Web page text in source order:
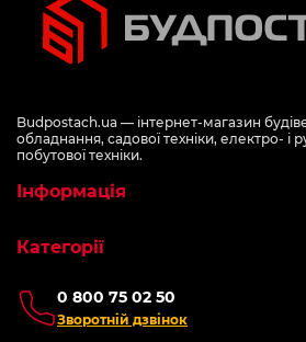
Budpostach.ua — інтернет-магазин
обладнання, садової техніки, електро- і
побутової техніки.
0 800 75 02 50
Зворотній дзвінок
Інформація
Категорії